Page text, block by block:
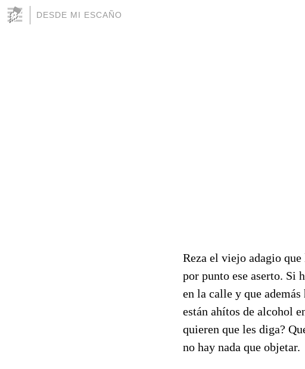
DESDE MI ESCAÑO
Reza el viejo adagio
por punto ese aserto. Si
en la calle y que
están ahítos de alcohol
quieren que les diga?
no hay nada que objetar.